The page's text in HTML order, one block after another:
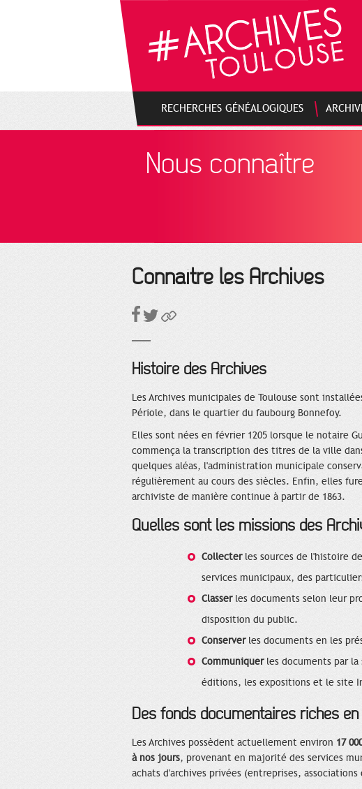
RECHERCHES GÉNÉALOGIQUES
Nous connaître
Connaître les Archives
Histoire des Archives
Les Archives municipales de Toulouse sont
Périole, dans le quartier du faubourg Bonnefoy.
Elles sont nées en février 1205 lorsque le notaire
commença la transcription des titres de la ville
quelques aléas, l'administration municipale
régulièrement au cours des siècles. Enfin, elles
archiviste de manière continue à partir de 1863.
Quelles sont les missions des
Collecter les sources de l'histoire
services municipaux, des
Classer les documents selon leur
disposition du public.
Conserver les documents en les
Communiquer les documents par
éditions, les expositions et le site
Des fonds documentaires riches
Les Archives possèdent actuellement environ 17
à nos jours, provenant en majorité des services
achats d'archives privées (entreprises,
Gestion de vos préférences sur les cookies